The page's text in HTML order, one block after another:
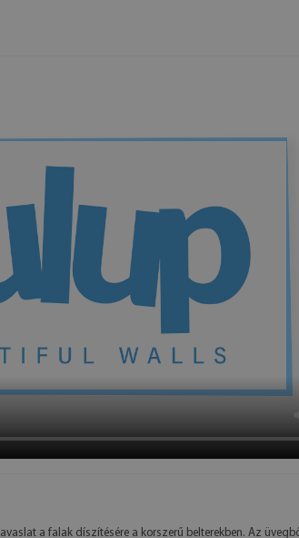
a falak díszítésére a korszerű belterekben. Az